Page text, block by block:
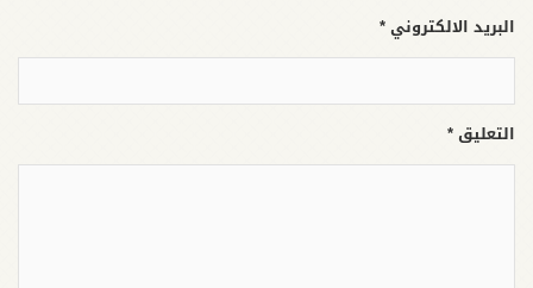
البريد الالكتروني *
التعليق *